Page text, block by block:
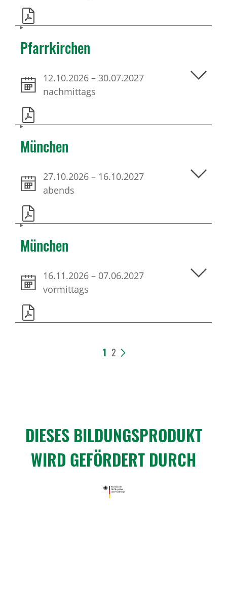
Pfarrkirchen
12.10.2026 – 30.07.2027
nachmittags
München
27.10.2026 – 16.10.2027
abends
München
16.11.2026 – 07.06.2027
vormittags
1 2 >
DIESES BILDUNGS­PRO­DUKT
WIRD GEFÖR­DERT DURCH